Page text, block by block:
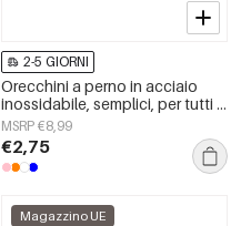
2-5 GIORNI
Orecchini a perno in acciaio
inossidabile, semplici, per tutti i
giorni, serie Simple, gioielli da
donna
MSRP €8,99
€2,75
Magazzino UE